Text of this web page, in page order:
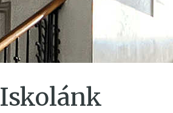
Iskolánk